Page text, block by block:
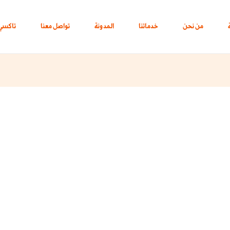
من نحن خدماتنا المدونة تواصل معنا